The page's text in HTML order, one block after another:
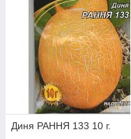
Диня РАННЯ 133 10 г.